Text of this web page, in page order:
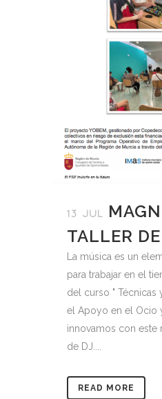
13 JUL
TALLER
La música es un
para trabajar en el
del curso " Técnicas
el Apoyo en el Ocio
innovamos con este
de DJ....
READ MORE